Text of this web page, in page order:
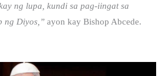
ng lupa, kundi sa pag-iingat sa
ng Diyos,” ayon kay Bishop Abcede.